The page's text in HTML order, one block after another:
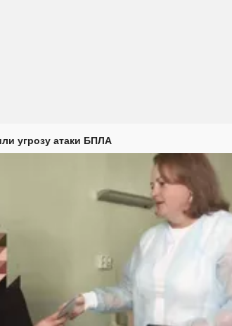
угрозу атаки БПЛА